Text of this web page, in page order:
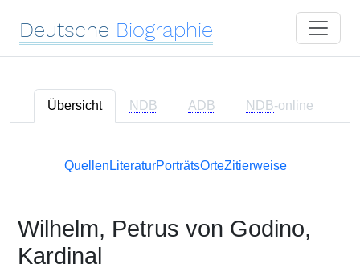
Deutsche Biographie
Übersicht NDB ADB NDB-online
Quellen LiteraturPorträtsOrteZitierweise
Wilhelm, Petrus von Godino,
Kardinal